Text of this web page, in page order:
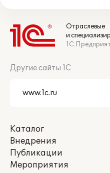
Отраслевые
и
Другие сайты 1С
Каталог
Внедрения
Публикации
Мероприятия